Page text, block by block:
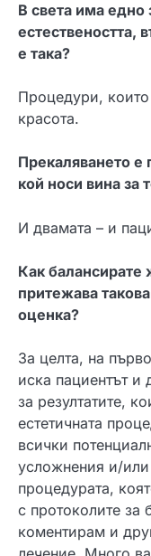
В света има
естествеността,
е така?
Процедури, които
красота.
Прекаляването е
кой носи вина за
И двамата – и
Как балансирате
притежава
оценка?
За целта, на
иска пациентът и
за резултатите,
естетичната
всички
усложнения и/или
процедурата,
с протоколите за
коментирам и